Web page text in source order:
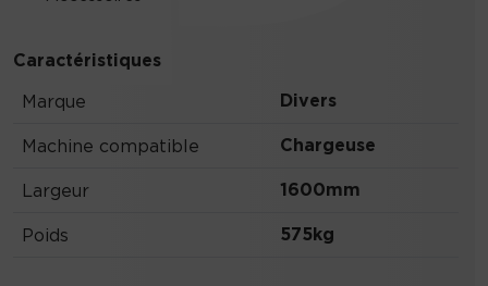
Caractéristiques
Marque Divers
Machine compatible Chargeuse
Largeur 1600mm
Poids 575kg